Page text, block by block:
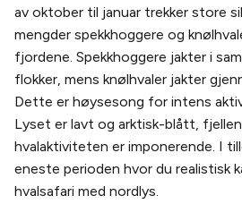
av oktober til januar trekker store
mengder spekkhoggere og
fjordene. Spekkhoggere jakter i
flokker, mens knølhvaler jakter
Dette er høysesong for intens
Lyset er lavt og arktisk-blått,
hvalaktiviteten er imponerende. I
eneste perioden hvor du realistisk
hvalsafari med nordlys.